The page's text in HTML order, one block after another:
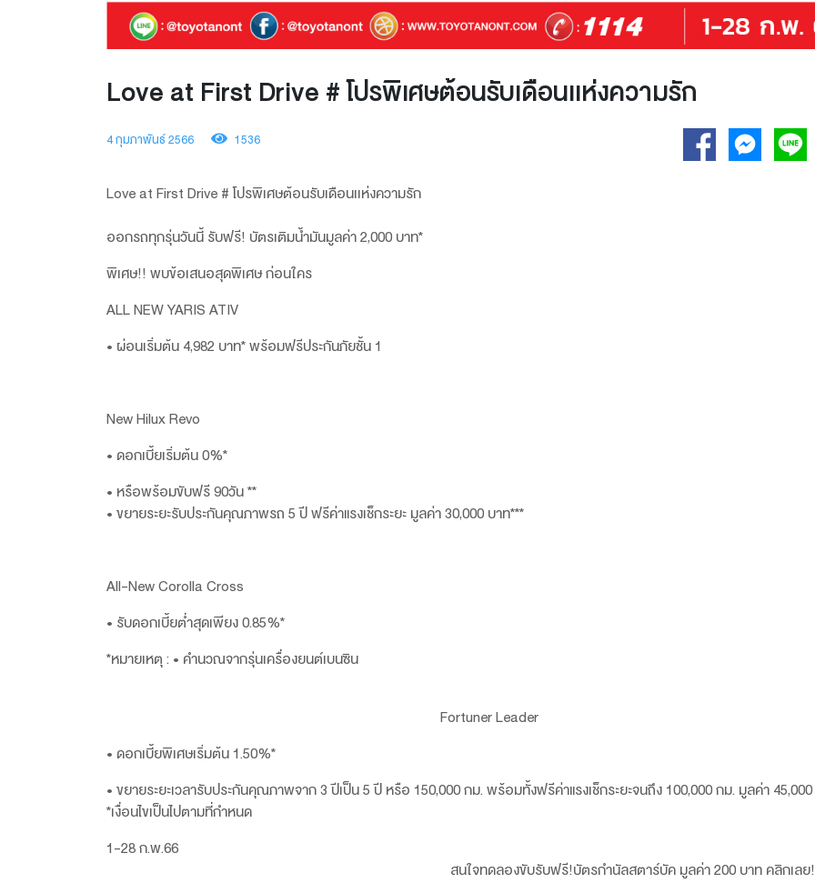
Love at First Drive # โปรพิเศษต้อนรับเดือนเเห่งความรัก
4 กุมภาพันธ์ 2566 1536
Love at First Drive # โปรพิเศษต้อนรับเดือนเเห่งควา
ออกรถทุกรุ่นวันนี้ รับฟรี! บัตรเติมน้ำมันมูลค่า 2,000 บาท*
พิเศษ!! พบข้อเสนอสุดพิเศษ ก่อนใคร
ALL NEW YARIS ATIV
• ผ่อนเริ่มต้น 4,982 บาท* พร้อมฟรีประกันภัยชั้น 1
New Hilux Revo
• ดอกเบี้ยเริ่มต้น 0%*
• หรือพร้อมขับฟรี 90วัน **
• ขยายระยะรับประกันคุณภาพรถ 5 ปี ฟรีค่าแรงเช็กระยะ มูลค่า 30,000 บาท***
All-New Corolla Cross
• รับดอกเบี้ยต่ำสุดเพียง 0.85%*
*หมายเหตุ : • คำนวณจากรุ่นเครื่องยนต์เบนซิน
Fortuner Leader
• ดอกเบี้ยพิเศษเริ่มต้น 1.50%*
• ขยายระยะเวลารับประกันคุณภาพจาก 3 ปีเป็น 5 ปี หรือ 150,000 กม. พร้อมทั้งฟรีค่าแรงเช็กระยะจนถึง 100,000 กม. มูลค่า
*เงื่อนไขเป็นไปตามที่กำหนด
1-28 ก.พ
สนใจทดลองขับรับฟรี!บัตรกำนัลสตาร์บัค มูลค่า 200 บาท คลิกเลย!